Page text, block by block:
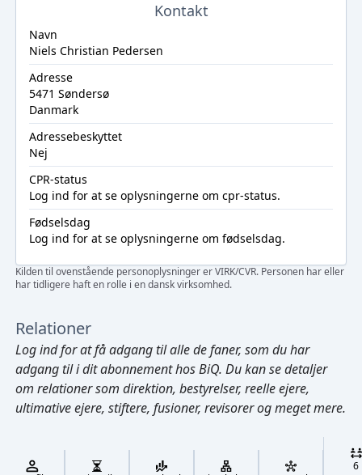
Cmd/Ctrl + K
Kontakt
Navn
Niels Christian Pedersen
Adresse
5471 Søndersø
Danmark
Adressebeskyttet
Nej
CPR-status
Log ind for at se oplysningerne om cpr-status.
Fødselsdag
Log ind for at se oplysningerne om fødselsdag.
Kilden til ovenstående personoplysninger er VIRK/CVR. Personen har eller
har tidligere haft en rolle i en dansk virksomhed.
Relationer
Log indfor at få adgang til alle de faner, som du har
adgang til i dit abonnement hos BiQ. Du kan se detaljer
om relationer som direktion, bestyrelser, reelle ejere,
ultimative ejere, stiftere, fusioner, revisorer og meget mere.
6